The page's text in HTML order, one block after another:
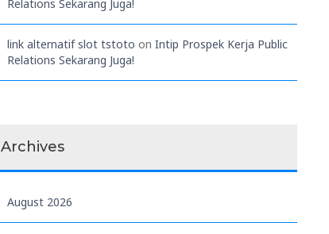
Relations Sekarang Juga!
link alternatif slot tstoto onIntip Prospek Kerja Public
Relations Sekarang Juga!
Archives
August 2026